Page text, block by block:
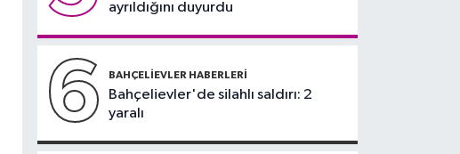
ayrıldığını duyurdu
6 BAHÇELIEVLER HABERLERI
Bahçelievler'de silahlı saldırı: 2
yaralı